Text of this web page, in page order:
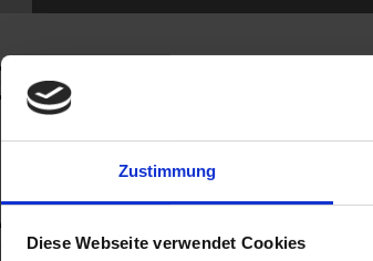
Zustimmung
Diese Webseite verwendet Cookies